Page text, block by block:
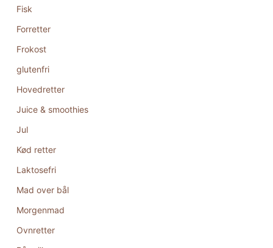
Fisk
Forretter
Frokost
glutenfri
Hovedretter
Juice & smoothies
Jul
Kød retter
Laktosefri
Mad over bål
Morgenmad
Ovnretter